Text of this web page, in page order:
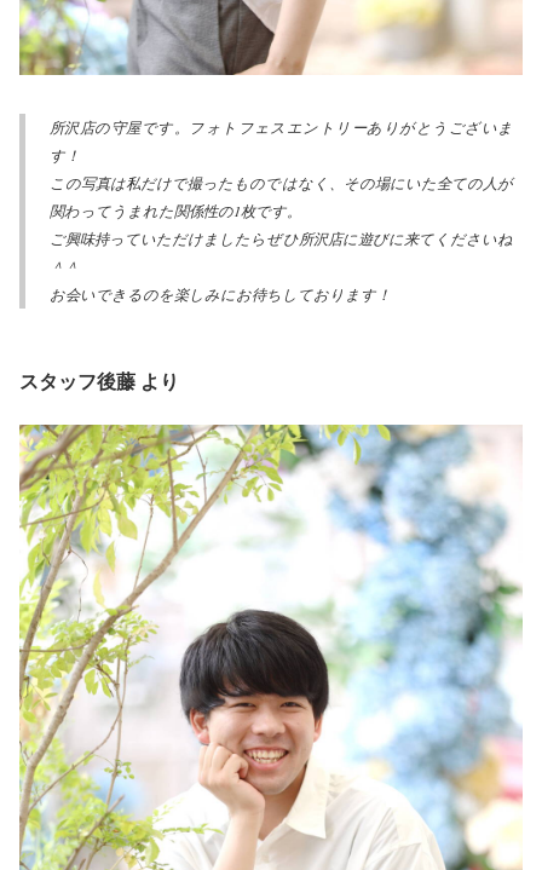
所沢店の守屋です。フォトフェスエントリーありがとうございま
す！
この写真は私だけで撮ったものではなく、その場にいた全ての人が
関わってうまれた関係性の1枚です。
ご興味持っていただけましたらぜひ所沢店に遊びに来てくださいね
＾＾
お会いできるのを楽しみにお待ちしております！
スタッフ後藤 より